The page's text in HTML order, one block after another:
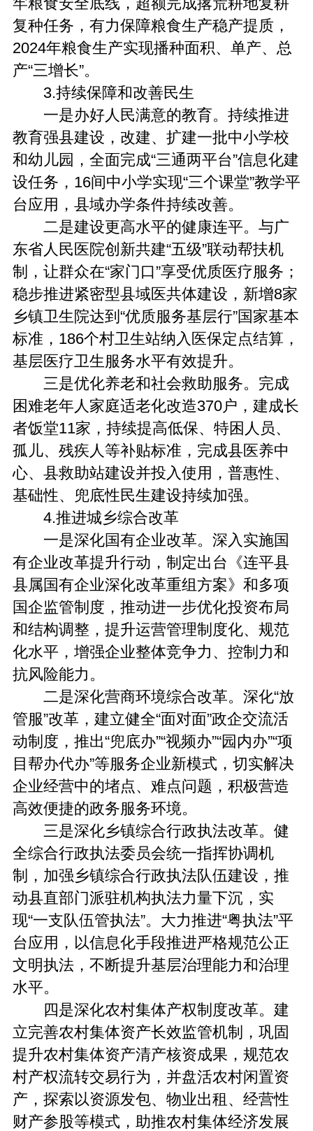
牢粮食安全底线，超额完成撂荒耕地复耕
复种任务，有力保障粮食生产稳产提质，
2024年粮食生产实现播种面积、单产、总
产“三增长”。
3.持续保障和改善民生
一是办好人民满意的教育。持续推进
教育强县建设，改建、扩建一批中小学校
和幼儿园，全面完成“三通两平台”信息化建
设任务，16间中小学实现“三个课堂”教学平
台应用，县域办学条件持续改善。
二是建设更高水平的健康连平。与广
东省人民医院创新共建“五级”联动帮扶机
制，让群众在“家门口”享受优质医疗服务；
稳步推进紧密型县域医共体建设，新增8家
乡镇卫生院达到“优质服务基层行”国家基本
标准，186个村卫生站纳入医保定点结算，
基层医疗卫生服务水平有效提升。
三是优化养老和社会救助服务。完成
困难老年人家庭适老化改造370户，建成长
者饭堂11家，持续提高低保、特困人员、
孤儿、残疾人等补贴标准，完成县医养中
心、县救助站建设并投入使用，普惠性、
基础性、兜底性民生建设持续加强。
4.推进城乡综合改革
一是深化国有企业改革。深入实施国
有企业改革提升行动，制定出台《连平县
县属国有企业深化改革重组方案》和多项
国企监管制度，推动进一步优化投资布局
和结构调整，提升运营管理制度化、规范
化水平，增强企业整体竞争力、控制力和
抗风险能力。
二是深化营商环境综合改革。深化“放
管服”改革，建立健全“面对面”政企交流活
动制度，推出“兜底办”“视频办”“园内办”“项
目帮办代办”等服务企业新模式，切实解决
企业经营中的堵点、难点问题，积极营造
高效便捷的政务服务环境。
三是深化乡镇综合行政执法改革。健
全综合行政执法委员会统一指挥协调机
制，加强乡镇综合行政执法队伍建设，推
动县直部门派驻机构执法力量下沉，实
现“一支队伍管执法”。大力推进“粤执法”平
台应用，以信息化手段推进严格规范公正
文明执法，不断提升基层治理能力和治理
水平。
四是深化农村集体产权制度改革。建
立完善农村集体资产长效监管机制，巩固
提升农村集体资产清产核资成果，规范农
村产权流转交易行为，并盘活农村闲置资
产，探索以资源发包、物业出租、经营性
财产参股等模式，助推农村集体经济发展